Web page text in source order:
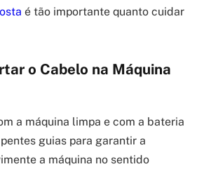
é tão importante quanto cuidar
o Cabelo na Máquina
a máquina limpa e com a bateria
guias para garantir a
a máquina no sentido